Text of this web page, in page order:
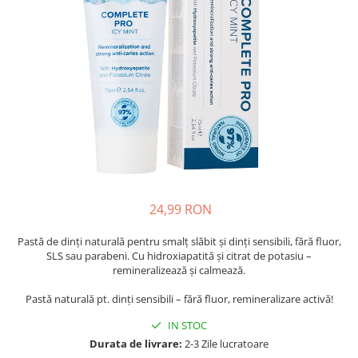
Tranzit intestinal
Colesterol & tensiune
Performanta sportiva
Îngrijirea Tenului
Balsam buze
Îngrijirea Corpului
Loțiuni
Uleiuri de corp
Curcumin (Turmeric)
Ginkgo biloba
Glucozamina
24,99 RON
Pastă de dinți naturală pentru smalț slăbit și dinți sensibili, fără fluor,
SLS sau parabeni. Cu hidroxiapatită și citrat de potasiu –
remineralizează și calmează.
Pastă naturală pt. dinți sensibili – fără fluor, remineralizare activă!
IN STOC
Durata de livrare: 2-3 Zile lucratoare